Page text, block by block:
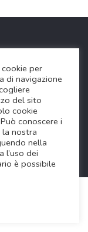
Srl - P.I.
i prodotti e i
dai legittimi
solamente al fine
preavviso, quindi
costruttori.
per
di navigazione
del sito
cookie
conoscere i
nostra
nella
l’uso dei
è possibile